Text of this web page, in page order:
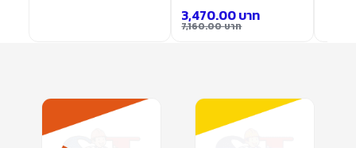
7,160.00บาท
3,470.00บาท